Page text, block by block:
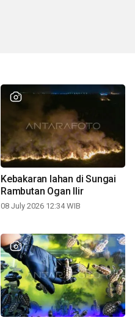
Kebakaran lahan di Sungai
Rambutan Ogan Ilir
08 July 2026 12:34 WIB